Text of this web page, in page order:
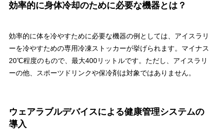
効率的に身体冷却のために必要な機器とは？
効率的に体を冷やすために必要な機器の例としては、アイスラリ
ーを冷やすための専用冷凍ストッカーが挙げられます。マイナス
20℃程度のもので、最大400リットルです。ただし、アイスラリ
ーの他、スポーツドリンクや保冷剤は対象ではありません。
ウェアラブルデバイスによる健康管理システムの
導入